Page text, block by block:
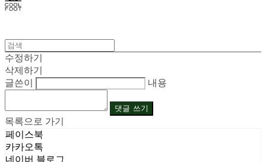
수정하기
삭제하기
글쓴이
내용
댓글 쓰기
목록으로 가기
페이스북
카카오톡
네이버 블로그